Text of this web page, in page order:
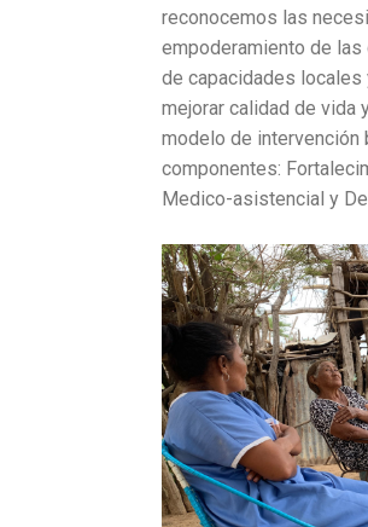
lareconocemos las
empoderamiento de
de capacidades locales
mejorar calidad de vida
modelo de intervención
componentes:
Medico-asistencial y